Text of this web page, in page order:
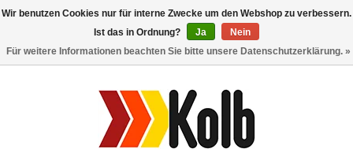
Toggle
Wir benutzen Cookies nur für interne Zwecke um den Webshop zu verbessern.
Ist das in Ordnung?
Ja
Nein
Für weitere Informationen beachten Sie bitte unsere Datenschutzerklärung. »